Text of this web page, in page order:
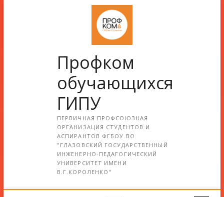
Профком
обучающихся
ГИПУ
ПЕРВИЧНАЯ ПРОФСОЮЗНАЯ
ОРГАНИЗАЦИЯ СТУДЕНТОВ И
АСПИРАНТОВ ФГБОУ ВО
"ГЛАЗОВСКИЙ ГОСУДАРСТВЕННЫЙ
ИНЖЕНЕРНО-ПЕДАГОГИЧЕСКИЙ
УНИВЕРСИТЕТ ИМЕНИ
В.Г.КОРОЛЕНКО"